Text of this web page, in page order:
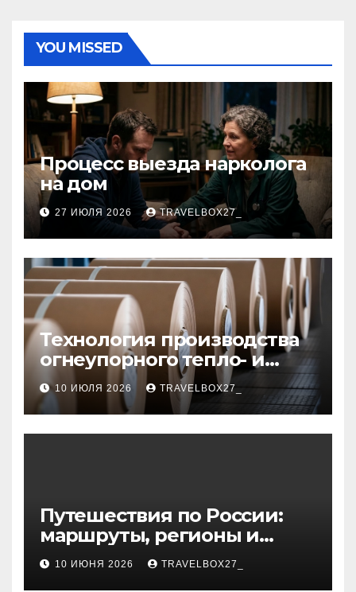
YOU MISSED
Процесс выезда нарколога
на дом
27 ИЮЛЯ 2026 TRAVELBOX27_
Технология производства
огнеупорного тепло- и
звукоизоляционного
картона из
муллитокремнеземистого
волокна
10 ИЮЛЯ 2026 TRAVELBOX27_
Путешествия по России:
маршруты, регионы и
особенности поездок
10 ИЮНЯ 2026 TRAVELBOX27_